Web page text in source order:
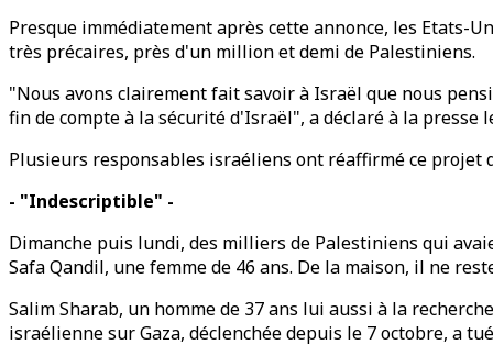
Presque immédiatement après cette annonce, les Etats-
très précaires, près d'un million et demi de Palestiniens.
"Nous avons clairement fait savoir à Israël que nous
fin de compte à la sécurité d'Israël", a déclaré à la
Plusieurs responsables israéliens ont réaffirmé ce projet
- "Indescriptible" -
Dimanche puis lundi, des milliers de Palestiniens qui
Safa Qandil, une femme de 46 ans. De la maison, il ne
Salim Sharab, un homme de 37 ans lui aussi à la
israélienne sur Gaza, déclenchée depuis le 7 octobre, a